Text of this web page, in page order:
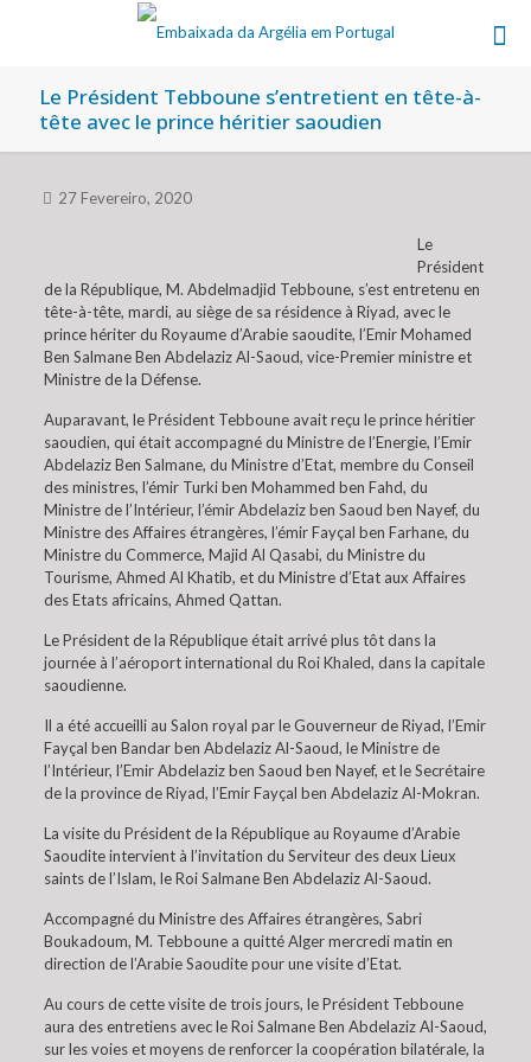
Le Président Tebboune s’entretient en tête-à-
tête avec le prince héritier saoudien
27 Fevereiro, 2020
Le
Président
de la République, M. Abdelmadjid Tebboune, s’est entretenu en
tête-à-tête, mardi, au siège de sa résidence à Riyad, avec le
prince hériter du Royaume d’Arabie saoudite, l’Emir Mohamed
Ben Salmane Ben Abdelaziz Al-Saoud, vice-Premier ministre et
Ministre de la Défense.
Auparavant, le Président Tebboune avait reçu le prince héritier
saoudien, qui était accompagné du Ministre de l’Energie, l’Emir
Abdelaziz Ben Salmane, du Ministre d’Etat, membre du Conseil
des ministres, l’émir Turki ben Mohammed ben Fahd, du
Ministre de l’Intérieur, l’émir Abdelaziz ben Saoud ben Nayef, du
Ministre des Affaires étrangères, l’émir Fayçal ben Farhane, du
Ministre du Commerce, Majid Al Qasabi, du Ministre du
Tourisme, Ahmed Al Khatib, et du Ministre d’Etat aux Affaires
des Etats africains, Ahmed Qattan.
Le Président de la République était arrivé plus tôt dans la
journée à l’aéroport international du Roi Khaled, dans la capitale
saoudienne.
Il a été accueilli au Salon royal par le Gouverneur de Riyad, l’Emir
Fayçal ben Bandar ben Abdelaziz Al-Saoud, le Ministre de
l’Intérieur, l’Emir Abdelaziz ben Saoud ben Nayef, et le Secrétaire
de la province de Riyad, l’Emir Fayçal ben Abdelaziz Al-Mokran.
La visite du Président de la République au Royaume d’Arabie
Saoudite intervient à l’invitation du Serviteur des deux Lieux
saints de l’Islam, le Roi Salmane Ben Abdelaziz Al-Saoud.
Accompagné du Ministre des Affaires étrangères, Sabri
Boukadoum, M. Tebboune a quitté Alger mercredi matin en
direction de l’Arabie Saoudite pour une visite d’Etat.
Au cours de cette visite de trois jours, le Président Tebboune
aura des entretiens avec le Roi Salmane Ben Abdelaziz Al-Saoud,
sur les voies et moyens de renforcer la coopération bilatérale, la